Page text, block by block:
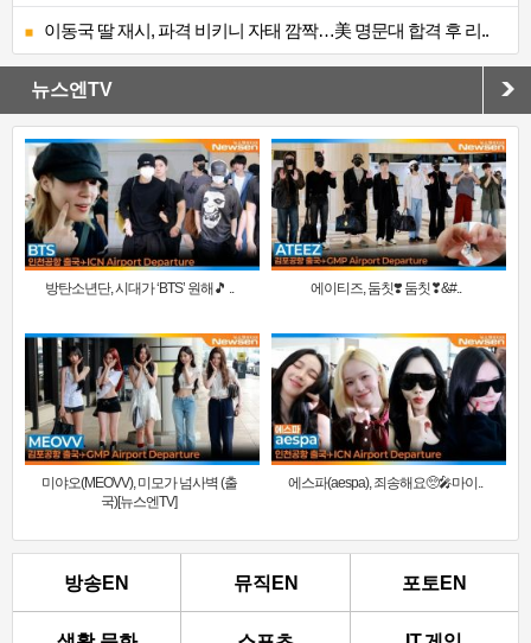
이동국 딸 재시, 파격 비키니 자태 깜짝…美 명문대 합격 후 리..
뉴스엔TV
방탄소년단, 시대가 ‘BTS’ 원해🎵 .. 에이티즈, 둠칫❣️ 둠칫❣&#..
미야오(MEOVV), 미모가 넘사벽 (출
국)[뉴스엔TV]
에스파(aespa), 죄송해요🥺🎤마이..
방송EN 뮤직EN 포토EN